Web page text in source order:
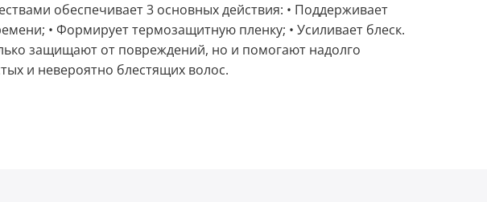
обеспечивает 3 основных действия: • Поддерживает
• Формирует термозащитную пленку; • Усиливает блеск.
защищают от повреждений, но и помогают надолго
и невероятно блестящих волос.